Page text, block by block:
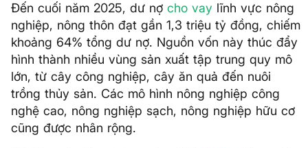
Đến cuối năm 2025, dư nợ cho vay lĩnh vực nông
nghiệp, nông thôn đạt gần 1,3 triệu tỷ đồng, chiếm
khoảng 64% tổng dư nợ. Nguồn vốn này thúc đẩy
hình thành nhiều vùng sản xuất tập trung quy mô
lớn, từ cây công nghiệp, cây ăn quả đến nuôi
trồng thủy sản. Các mô hình nông nghiệp công
nghệ cao, nông nghiệp sạch, nông nghiệp hữu cơ
cũng được nhân rộng.